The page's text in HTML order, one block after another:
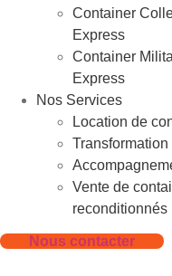
Container
Express
Container
Express
Nos Services
Location de
Vente de
reconditionnés
Nous contacter